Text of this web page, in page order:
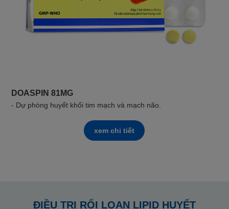
DOASPIN 81MG
- Dự phòng huyết khối tim mạch và mạch não.
xem chi tiết
ĐIỀU TRỊ RỐI LOẠN LIPID HUYẾT